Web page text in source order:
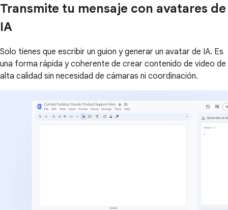
Transmite tu mensaje con avatares de
IA
Solo tienes que escribir un guion y generar un avatar de IA. Es
una forma rápida y coherente de crear contenido de video de
alta calidad sin necesidad de cámaras ni coordinación.